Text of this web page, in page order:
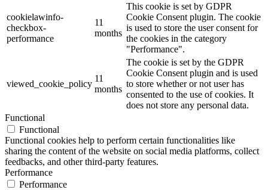
cookielawinfo-
checkbox-
performance
11
months
This cookie is set by GDPR
Cookie Consent plugin. The cookie
is used to store the user consent for
the cookies in the category
"Performance".
viewed_cookie_policy
11
months
The cookie is set by the GDPR
Cookie Consent plugin and is used
to store whether or not user has
consented to the use of cookies. It
does not store any personal data.
Functional
Functional
Functional cookies help to perform certain functionalities like
sharing the content of the website on social media platforms, collect
feedbacks, and other third-party features.
Performance
Performance